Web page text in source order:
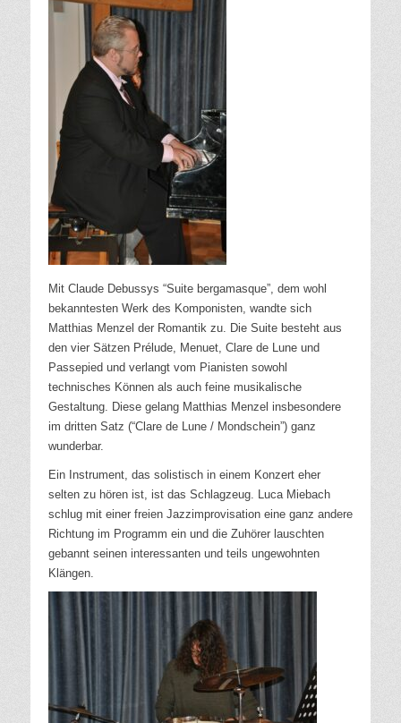
Mit Claude Debussys “Suite bergamasque”, dem wohl
bekanntesten Werk des Komponisten, wandte sich
Matthias Menzel der Romantik zu. Die Suite besteht aus
den vier Sätzen Prélude, Menuet, Clare de Lune und
Passepied und verlangt vom Pianisten sowohl
technisches Können als auch feine musikalische
Gestaltung. Diese gelang Matthias Menzel insbesondere
im dritten Satz (“Clare de Lune / Mondschein”) ganz
wunderbar.
Ein Instrument, das solistisch in einem Konzert eher
selten zu hören ist, ist das Schlagzeug. Luca Miebach
schlug mit einer freien Jazzimprovisation eine ganz andere
Richtung im Programm ein und die Zuhörer lauschten
gebannt seinen interessanten und teils ungewohnten
Klängen.